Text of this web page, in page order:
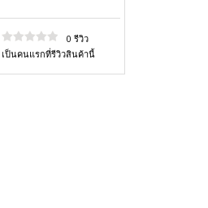
0 รีวิว
เป็นคนแรกที่รีวิวสินค้านี้